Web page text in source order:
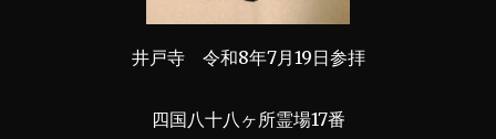
井戸寺 令和8年7月19日参拝
四国八十八ヶ所霊場17番